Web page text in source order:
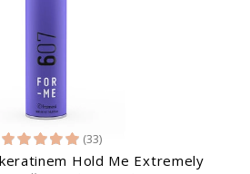
(33)
Hold Me Extremely